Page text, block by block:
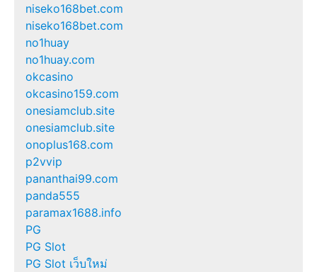
niseko168bet.com
niseko168bet.com
no1huay
no1huay.com
okcasino
okcasino159.com
onesiamclub.site
onesiamclub.site
onoplus168.com
p2vvip
pananthai99.com
panda555
paramax1688.info
PG
PG Slot
PG Slot เว็บใหม่